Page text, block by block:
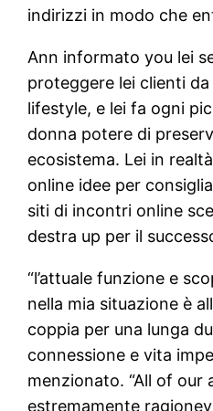
indirizzi in modo che
Ann informato you lei
proteggere lei clienti
lifestyle, e lei fa ogni
donna potere di
ecosistema. Lei in
online idee per
siti di incontri online
destra up per il
“l’attuale funzione e
nella mia situazione è
coppia per una lunga
connessione e vita
menzionato. “All of our
estremamente